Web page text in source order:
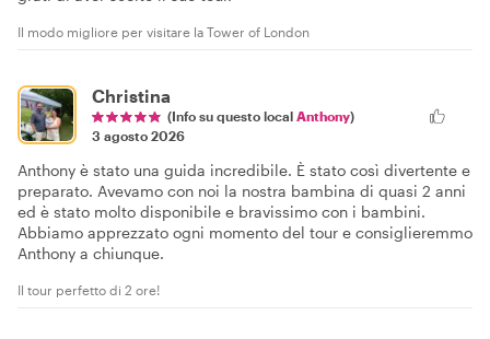
Il modo migliore per visitare la Tower of London
Christina
(Info su questo local Anthony)
3 agosto 2026
Anthony è stato una guida incredibile. È stato così divertente e
preparato. Avevamo con noi la nostra bambina di quasi 2 anni
ed è stato molto disponibile e bravissimo con i bambini.
Abbiamo apprezzato ogni momento del tour e consiglieremmo
Anthony a chiunque.
Il tour perfetto di 2 ore!